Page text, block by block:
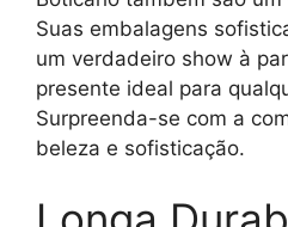
Suas embalagens
um verdadeiro show à
presente ideal para
Surpreenda-se com a
beleza e sofisticação.